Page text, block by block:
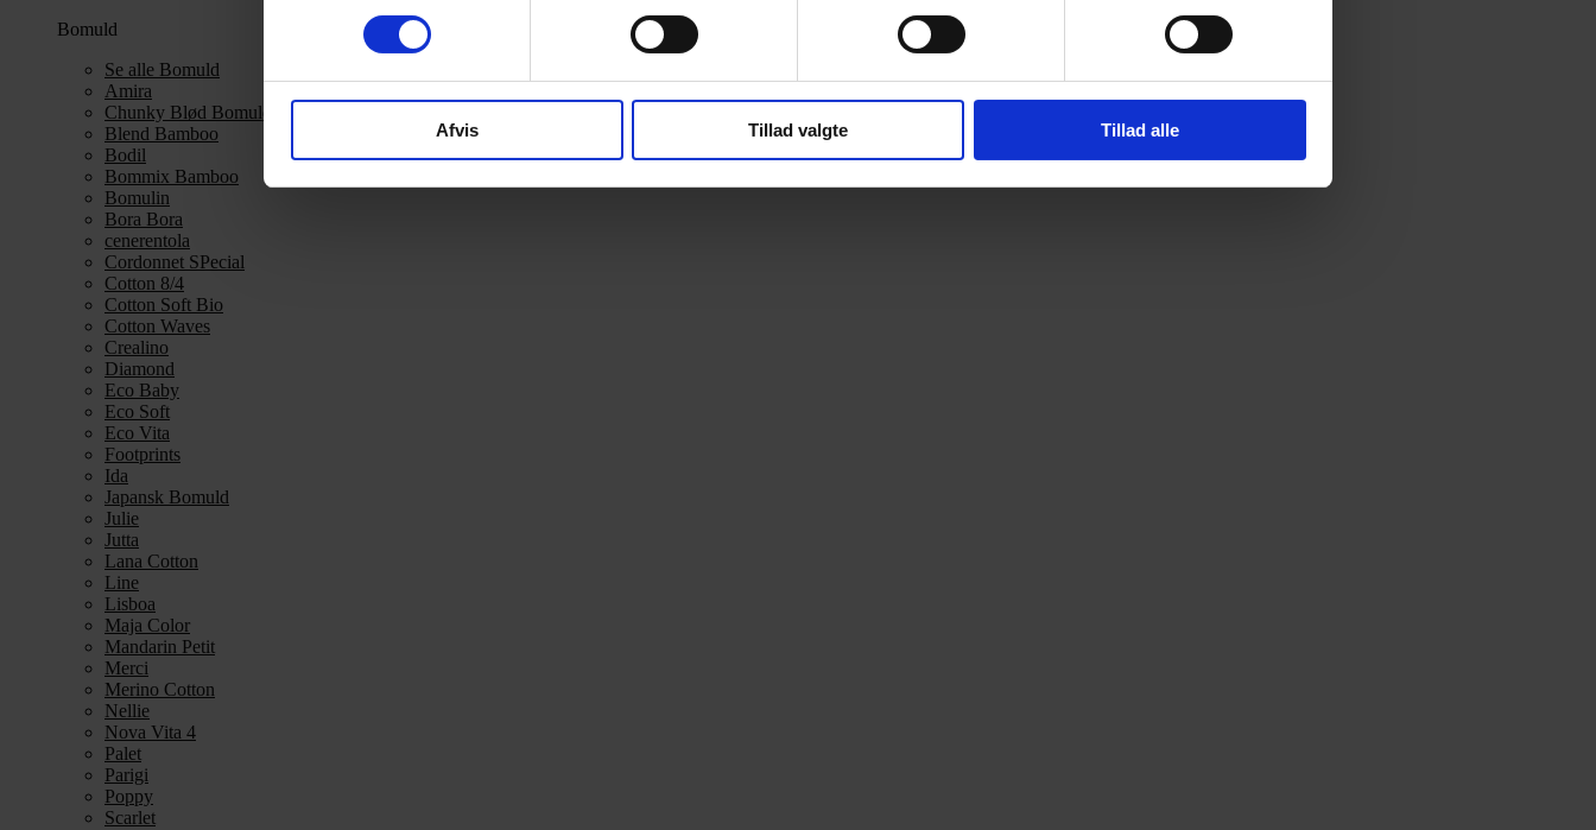
Afvis Tillad valgte Tillad alle
Bomuld
Se alle Bomuld
Amira
Chunky Blød Bomuld
Blend Bamboo
Bodil
Bommix Bamboo
Bomulin
Bora Bora
cenerentola
Cordonnet SPecial
Cotton 8/4
Cotton Soft Bio
Cotton Waves
Crealino
Diamond
Eco Baby
Eco Soft
Eco Vita
Footprints
Ida
Japansk Bomuld
Julie
Jutta
Lana Cotton
Line
Lisboa
Maja Color
Mandarin Petit
Merci
Merino Cotton
Nellie
Nova Vita 4
Palet
Parigi
Poppy
Scarlet